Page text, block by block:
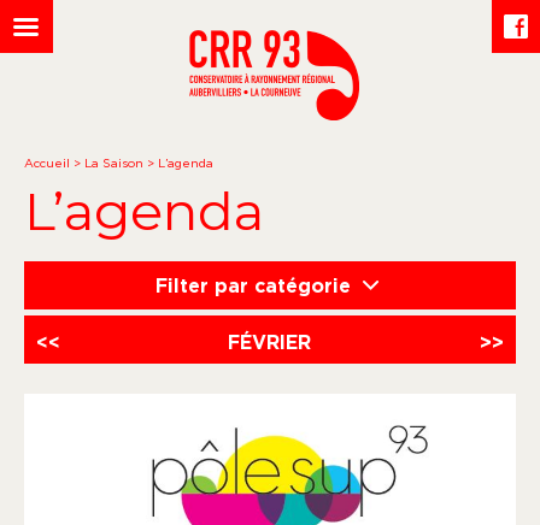
Accueil > La Saison > L’agenda
L’agenda
Filter par catégorie
<< FÉVRIER >>